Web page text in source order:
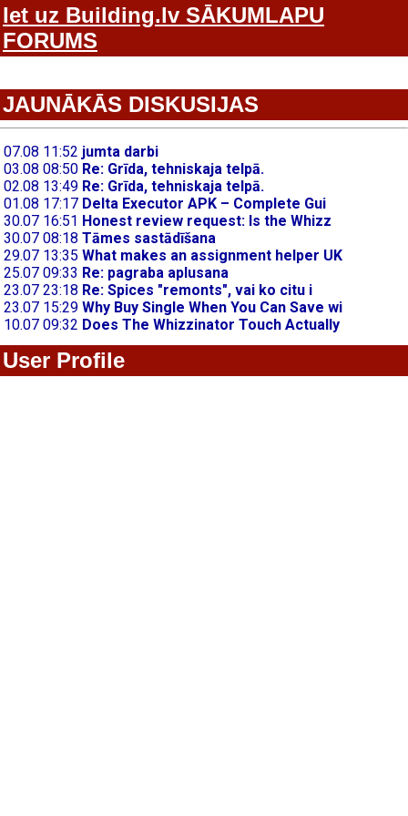
Iet uz Building.lv SĀKUMLAPU
FORUMS
JAUNĀKĀS DISKUSIJAS
User Profile